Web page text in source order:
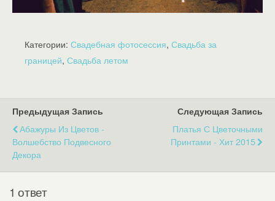
Категории: Свадебная фотосессия, Свадьба за
границей, Свадьба летом
Предыдущая Запись
Абажуры Из Цветов -
Волшебство Подвесного
Декора
Следующая Запись
Платья С Цветочными
Принтами - Хит 2015
1 ответ